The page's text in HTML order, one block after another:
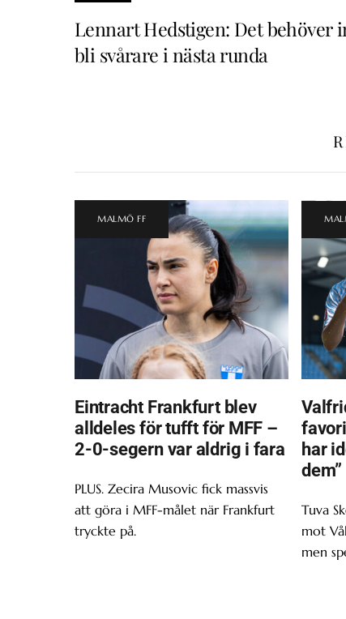
Lennart Hedstigen: Det behöver
bli svårare i nästa runda
MALMÖ FF
Eintracht Frankfurt blev
alldeles för tufft för MFF –
2-0-segern var aldrig i fara
PLUS. Zecira Musovic fick massvis
att göra i MFF-målet när Frankfurt
tryckte på.
har
dem”
Tuva
mot
men